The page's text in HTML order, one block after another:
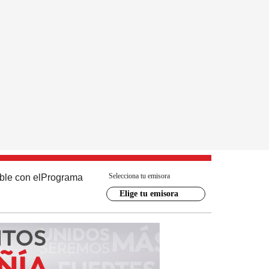
con el Programa Selecciona tu emisora
Elige tu emisora